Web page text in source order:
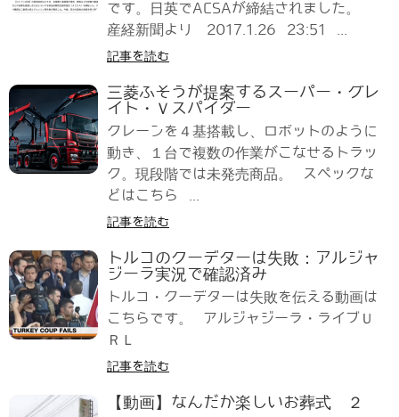
です。日英でACSAが締結されました。
産経新聞より 2017.1.26 23:51 ...
記事を読む
三菱ふそうが提案するスーパー・グレ
イト・Ｖスパイダー
クレーンを４基搭載し、ロボットのように
動き、１台で複数の作業がこなせるトラッ
ク。現段階では未発売商品。 スペックな
どはこちら ...
記事を読む
トルコのクーデターは失敗：アルジャ
ジーラ実況で確認済み
トルコ・クーデターは失敗を伝える動画は
こちらです。 アルジャジーラ・ライブＵ
ＲＬ
記事を読む
【動画】なんだか楽しいお葬式 ２